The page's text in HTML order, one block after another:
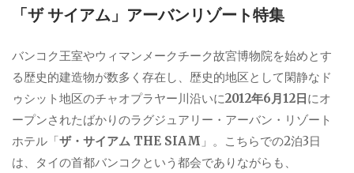
「ザ サイアム」アーバンリゾート特集
バンコク王室やウィマンメークチーク故宮博物院を始めとす
る歴史的建造物が数多く存在し、歴史的地区として閑静なド
ゥシット地区のチャオプラヤー川沿いに2012年6月12日にオ
ープンされたばかりのラグジュアリー・アーバン・リゾート
ホテル「ザ・サイアム THE SIAM 」。こちらでの2泊3日
は、タイの首都バンコクという都会でありながらも、